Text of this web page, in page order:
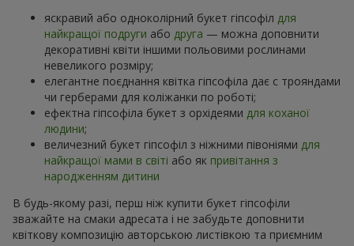
яскравий або одноколірний букет гіпсофіл для
найкращої подруги або друга — можна доповнити
декоративні квіти іншими польовими рослинами
невеликого розміру;
елегантне поєднання квітка гіпсофіла дає с трояндами
чи герберами для коліжанки по роботі;
ефектна гіпсофіла букет з орхідеями для коханої
людини;
величезний букет гіпсофіл з ніжними півоніями для
найкращої мами в світі або як привітання з
народженням дитини
В будь-якому разі, перш ніж купити букет гіпсофіли
зважайте на смаки адресата і не забудьте доповнити
квіткову композицію авторською листівкою та приємним